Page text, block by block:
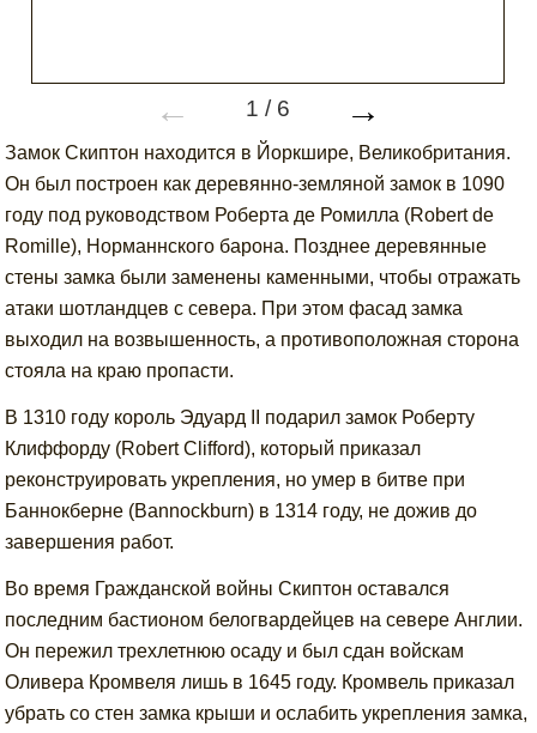
← 1 / 6 →
Замок Скиптон находится в Йоркшире, Великобритания.
Он был построен как деревянно-земляной замок в 1090
году под руководством Роберта де Ромилла (Robert de
Romille), Норманнского барона. Позднее деревянные
стены замка были заменены каменными, чтобы отражать
атаки шотландцев с севера. При этом фасад замка
выходил на возвышенность, а противоположная сторона
стояла на краю пропасти.
В 1310 году король Эдуард II подарил замок Роберту
Клиффорду (Robert Clifford), который приказал
реконструировать укрепления, но умер в битве при
Баннокберне (Bannockburn) в 1314 году, не дожив до
завершения работ.
Во время Гражданской войны Скиптон оставался
последним бастионом белогвардейцев на севере Англии.
Он пережил трехлетнюю осаду и был сдан войскам
Оливера Кромвеля лишь в 1645 году. Кромвель приказал
убрать со стен замка крыши и ослабить укрепления замка,